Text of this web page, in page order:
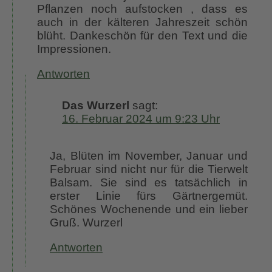
Pflanzen noch aufstocken , dass es
auch in der kälteren Jahreszeit schön
blüht. Dankeschön für den Text und die
Impressionen.
Antworten
Das Wurzerl sagt:
16. Februar 2024 um 9:23 Uhr
Ja, Blüten im November, Januar und
Februar sind nicht nur für die Tierwelt
Balsam. Sie sind es tatsächlich in
erster Linie fürs Gärtnergemüt.
Schönes Wochenende und ein lieber
Gruß. Wurzerl
Antworten